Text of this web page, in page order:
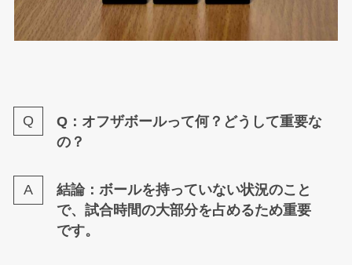
Q：オフザボールって何？どうして重要な
の？
結論：ボールを持っていない状況のこと
で、試合時間の大部分を占めるため重要
です。